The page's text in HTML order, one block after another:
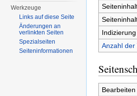
Anzahl der
Bearbeiten
Werkzeuge
Links auf diese Seite
Änderungen an
verlinkten Seiten
Spezialseiten
Seiten­informationen